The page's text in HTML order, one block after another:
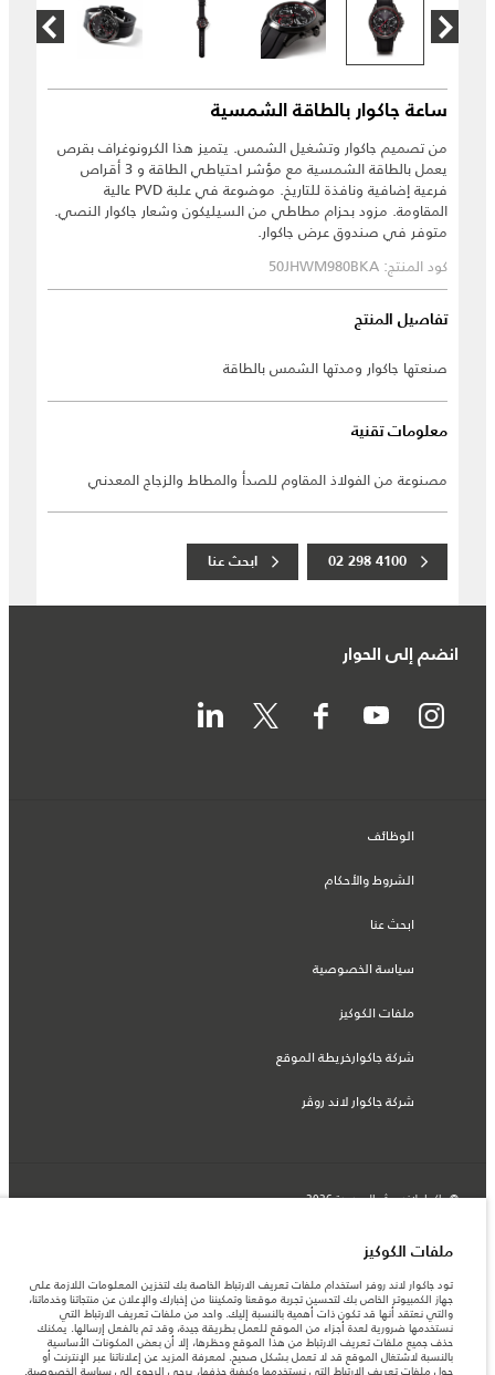
ساعة جاكوار بالطاقة الشمسية
من تصميم جاكوار وتشغيل الشمس. يتميز هذا الكرونوغراف بقرص
يعمل بالطاقة الشمسية مع مؤشر احتياطي الطاقة و 3 أقراص
فرعية إضافية ونافذة للتاريخ. موضوعة في علبة PVD عالية
المقاومة. مزود بحزام مطاطي من السيليكون وشعار جاكوار النصي.
متوفر في صندوق عرض جاكوار.
كود المنتج: 50JHWM980BKA
تفاصيل المنتج
صنعتها جاكوار ومدتها الشمس بالطاقة
معلومات تقنية
مصنوعة من الفولاذ المقاوم للصدأ والمطاط والزجاج المعدني
02 298 4100 ابحث عنا
انضم إلى الحوار
الوظائف
الشروط والأحكام
ابحث عنا
سياسة الخصوصية
ملفات الكوكيز
شركة جاكوارخريطة الموقع
شركة جاكوار لاند روڤر
© جاكوار لاند روڨر المحدودة 2026
فلسطين, شركة ريتز موترز المحدودة
المعلومات والمواصفات والأسعار والألوان المذكورة على هذا الموقع قد تختلف من بلد إلى
آخر، كما أنّها قد تتغير بدون إشعار مسبق. الرجاء التواصل مع وكيلنا المحلي للتأكد من توفّرها
والتحقق من الأسعار.
الأرقام المقدمة هي نتيجة لاختبارات المصنع الرسمية وفقاً لتشريعات الاتحاد الأوروبي. قد
يتباين استهلك الوقود الفعلي للمركبة عن ذلك المتحقق في تلك الاختبارات كما أن هذه
الأرقام بغرض المقارنة فحسب.
ملفات الكوكيز
تود جاكوار لاند روفر استخدام ملفات تعريف الارتباط الخاصة بك لتخزين المعلومات اللازمة على
جهاز الكمبيوتر الخاص بك لتحسين تجربة موقعنا وتمكيننا من إخبارك والإعلان عن منتجاتنا وخدماتنا،
والتي نعتقد أنها قد تكون ذات أهمية بالنسبة إليك. واحد من ملفات تعريف الارتباط التي
نستخدمها ضرورية لعدة أجزاء من الموقع للعمل بطريقة جيدة، وقد تم بالفعل إرسالها. يمكنك
حذف جميع ملفات تعريف الارتباط من هذا الموقع وحظرها، إلا أن بعض المكونات الأساسية
بالنسبة لاشتغال الموقع قد لا تعمل بشكل صحيح. لمعرفة المزيد عن إعلاناتنا عبر الإنترنت أو
حول ملفات تعريف الارتباط التي نستخدمها وكيفية حذفها، يرجى الرجوع إلى سياسة الخصوصية.